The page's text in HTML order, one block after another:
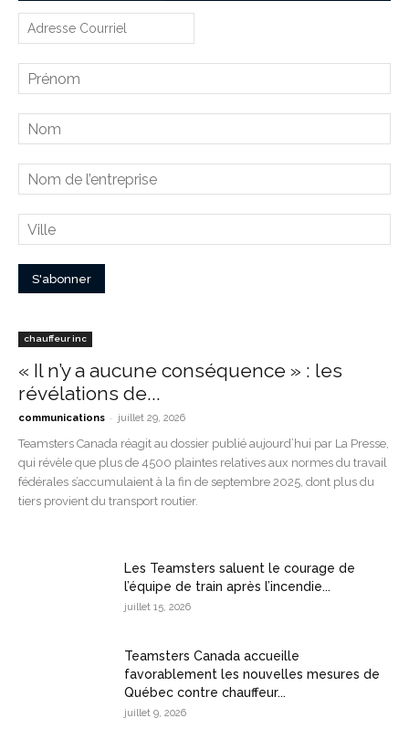
chauffeur inc
« Il n’y a aucune conséquence » : les
révélations de...
communications - juillet 29, 2026
Teamsters Canada réagit au dossier publié aujourd’hui par La Presse,
qui révèle que plus de 4500 plaintes relatives aux normes du travail
fédérales s’accumulaient à la fin de septembre 2025, dont plus du
tiers provient du transport routier.
Les Teamsters saluent le courage de
l’équipe de train après l’incendie...
juillet 15, 2026
Teamsters Canada accueille
favorablement les nouvelles mesures de
Québec contre chauffeur...
juillet 9, 2026